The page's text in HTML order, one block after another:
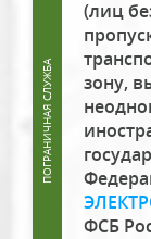
(лиц
зону,
ФСБ